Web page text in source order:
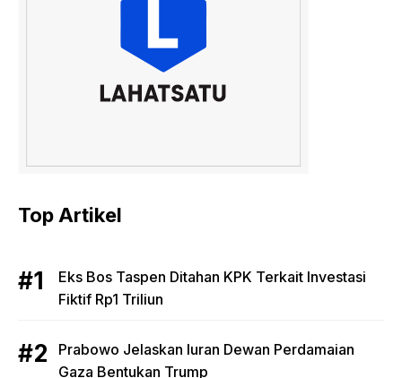
Top Artikel
Eks Bos Taspen Ditahan KPK Terkait Investasi
Fiktif Rp1 Triliun
Prabowo Jelaskan Iuran Dewan Perdamaian
Gaza Bentukan Trump